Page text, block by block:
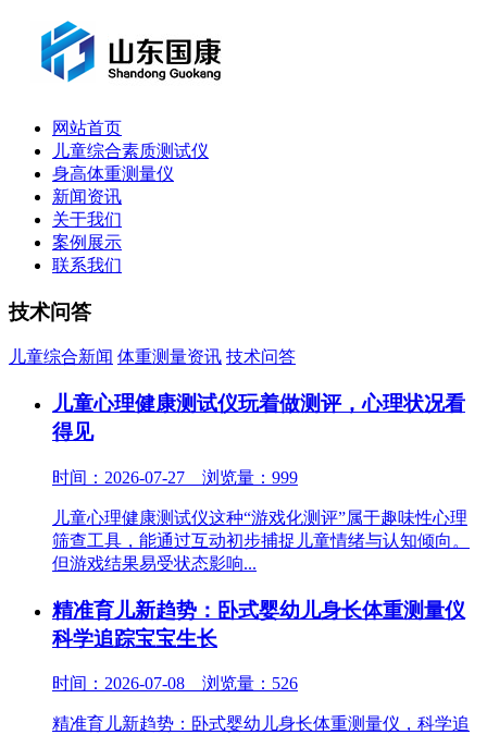
网站首页
儿童综合素质测试仪
身高体重测量仪
新闻资讯
关于我们
案例展示
联系我们
技术问答
儿童综合新闻 体重测量资讯 技术问答
儿童心理健康测试仪玩着做测评，心理状况看
得见
时间：2026-07-27 浏览量：999
儿童心理健康测试仪这种“游戏化测评”属于趣味性心理
筛查工具，能通过互动初步捕捉儿童情绪与认知倾向。
但游戏结果易受状态影响...
精准育儿新趋势：卧式婴幼儿身长体重测量仪
科学追踪宝宝生长
时间：2026-07-08 浏览量：526
精准育儿新趋势：卧式婴幼儿身长体重测量仪，科学追